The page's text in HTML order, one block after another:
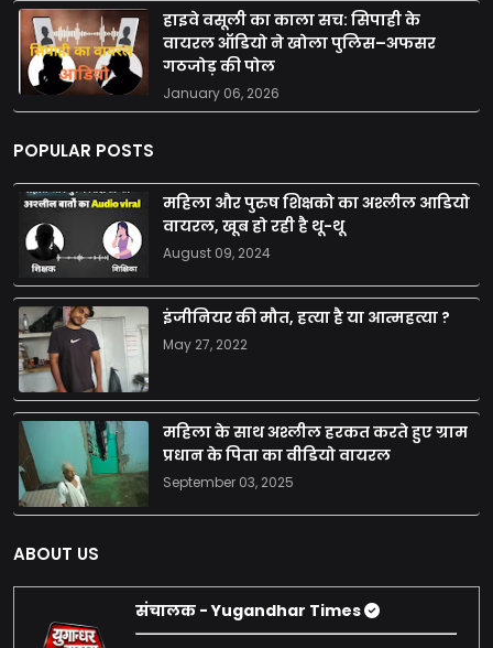
हाइवे वसूली का काला सच: सिपाही के
वायरल ऑडियो ने खोला पुलिस–अफसर
गठजोड़ की पोल
January 06, 2026
POPULAR POSTS
महिला और पुरुष शिक्षको का अश्लील आडियो
वायरल, खूब हो रही है थू-थू
August 09, 2024
इंजीनियर की मौत, हत्या है या आत्महत्या ?
May 27, 2022
महिला के साथ अश्लील हरकत करते हुए ग्राम
प्रधान के पिता का वीडियो वायरल
September 03, 2025
ABOUT US
संचालक - Yugandhar Times